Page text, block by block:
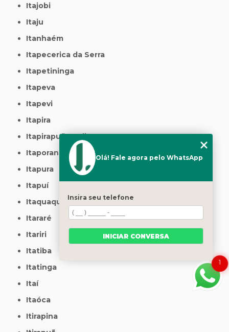
Itajobi
Itaju
Itanhaém
Itapecerica da Serra
Itapetininga
Itapeva
Itapevi
Itapira
Itapirapuã Paulista
Itaporanga
Itapura
Itapuí
Itaquaquecetuba
Itararé
Itariri
Itatiba
Itatinga
Itaí
Itaóca
Itirapina
1
Olá! Fale agora pelo WhatsApp
Insira seu telefone
INICIAR CONVERSA